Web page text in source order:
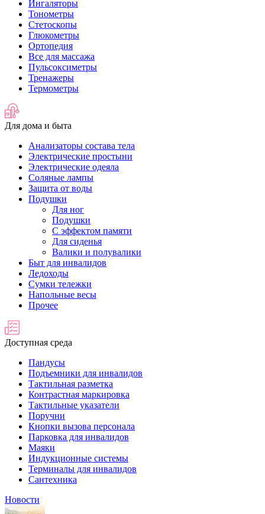
Ингаляторы
Тонометры
Стетоскопы
Глюкометры
Ортопедия
Все для массажа
Пульсоксиметры
Тренажеры
Термометры
Для дома и быта
Анализаторы состава тела
Электрические простыни
Электрические одеяла
Соляные лампы
Защита от воды
Подушки
Для ног
Подушки
С эффектом памяти
Для сиденья
Валики и полувалики
Быт для инвалидов
Ледоходы
Сумки тележки
Напольные весы
Прочее
Доступная среда
Пандусы
Подъемники для инвалидов
Тактильная разметка
Контрастная маркировка
Тактильные указатели
Поручни
Кнопки вызова персонала
Парковка для инвалидов
Маяки
Индукционные системы
Терминалы для инвалидов
Сантехника
Новости